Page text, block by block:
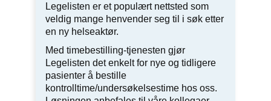
Legelisten er et populært nettsted som
veldig mange henvender seg til i søk etter
en ny helseaktør.
Med timebestilling-tjenesten gjør
Legelisten det enkelt for nye og tidligere
pasienter å bestille
kontrolltime/undersøkelsestime hos oss.